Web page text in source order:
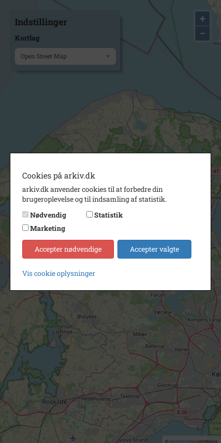
+
−
© OpenStreetMapcontributors.
Indstillinger
Kortlag
Open Street Map
Cookies på arkiv.dk
arkiv.dk anvender cookies til at forbedre din
brugeroplevelse og til indsamling af statistik.
Nødvendig
Statistik
Marketing
Accepter nødvendige Accepter valgte
Vis cookie oplysninger